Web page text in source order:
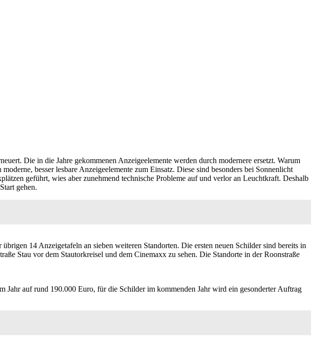
Die in die Jahre gekommenen Anzeigeelemente werden durch modernere ersetzt. Warum
besser lesbare Anzeigeelemente zum Einsatz. Diese sind besonders bei Sonnenlicht
geführt, wies aber zunehmend technische Probleme auf und verlor an Leuchtkraft. Deshalb
gehen.
14 Anzeigetafeln an sieben weiteren Standorten. Die ersten neuen Schilder sind bereits in
Stau vor dem Stautorkreisel und dem Cinemaxx zu sehen. Die Standorte in der Roonstraße
Jahr auf rund 190.000 Euro, für die Schilder im kommenden Jahr wird ein gesonderter Auftrag